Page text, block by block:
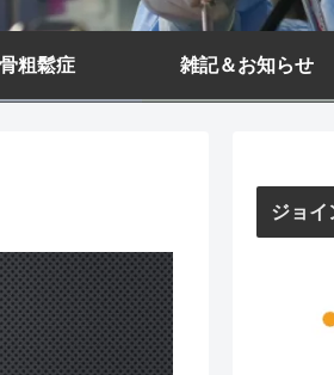
骨粗鬆症 雑記＆お知らせ
ジョイ